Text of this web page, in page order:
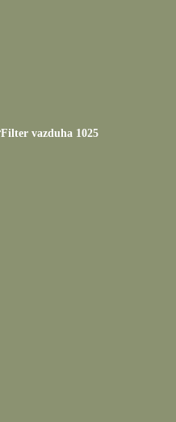
Filter vazduha 1025